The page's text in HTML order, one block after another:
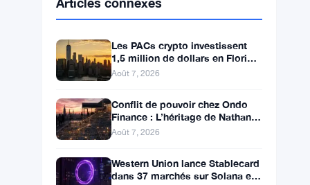
SolanaSOL $73.8072 ▲ +0.90%
XRPXRP $1.0293